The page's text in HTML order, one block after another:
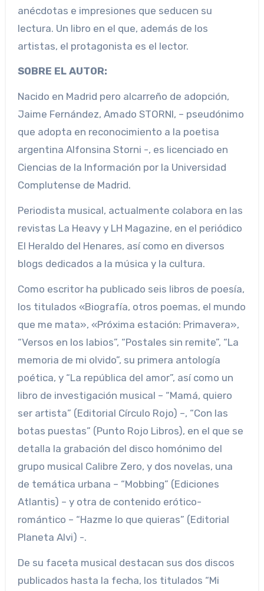
anécdotas e impresiones que seducen su
lectura. Un libro en el que, además de los
artistas, el protagonista es el lector.
SOBRE EL AUTOR:
Nacido en Madrid pero alcarreño de adopción,
Jaime Fernández, Amado STORNI, – pseudónimo
que adopta en reconocimiento a la poetisa
argentina Alfonsina Storni -, es licenciado en
Ciencias de la Información por la Universidad
Complutense de Madrid.
Periodista musical, actualmente colabora en las
revistas La Heavy y LH Magazine, en el periódico
El Heraldo del Henares, así como en diversos
blogs dedicados a la música y la cultura.
Como escritor ha publicado seis libros de poesía,
los titulados «Biografía, otros poemas, el mundo
que me mata», «Próxima estación: Primavera»,
“Versos en los labios”, “Postales sin remite”, “La
memoria de mi olvido”, su primera antología
poética, y “La república del amor”, así como un
libro de investigación musical – “Mamá, quiero
ser artista” (Editorial Círculo Rojo) –, “Con las
botas puestas” (Punto Rojo Libros), en el que se
detalla la grabación del disco homónimo del
grupo musical Calibre Zero, y dos novelas, una
de temática urbana – “Mobbing” (Ediciones
Atlantis) – y otra de contenido erótico-
romántico – “Hazme lo que quieras” (Editorial
Planeta Alvi) -.
De su faceta musical destacan sus dos discos
publicados hasta la fecha, los titulados “Mi